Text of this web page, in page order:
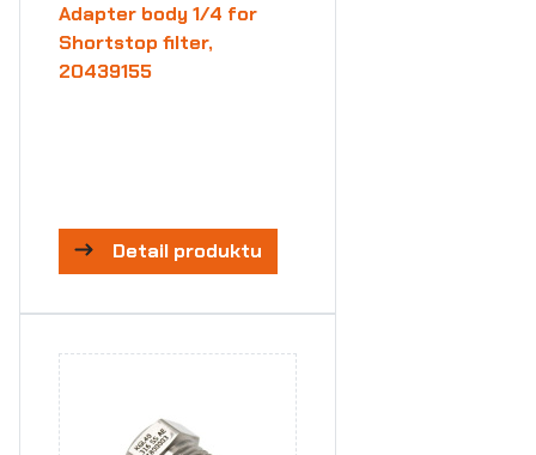
Adapter body 1/4 for
Shortstop filter,
20439155
Detail produktu